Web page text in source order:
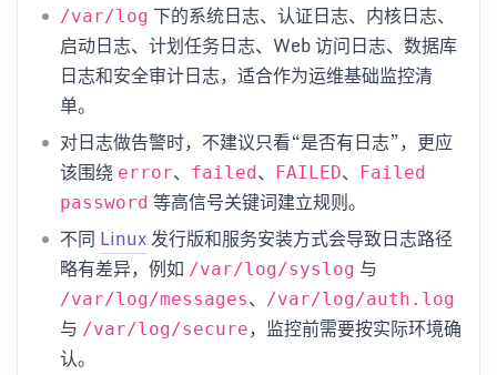
/var/log 下的系统日志、认证日志、内核日志、
启动日志、计划任务日志、Web 访问日志、数据库
日志和安全审计日志，适合作为运维基础监控清
单。
对日志做告警时，不建议只看“是否有日志”，更应
该围绕 error、 failed 、 FAILED、
Failed
password 等高信号关键词建立规则。
不同 Linux发行版和服务安装方式会导致日志路径
略有差异，例如 /var/log/syslog 与
/var/log/messages、 /var/log/auth.log
与 /var/log/secure，监控前需要按实际环境确
认。